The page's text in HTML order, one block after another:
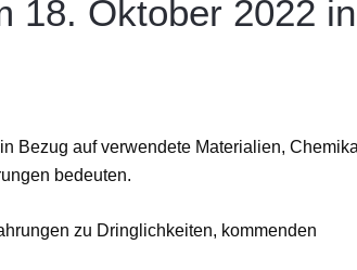
18. Oktober 2022 in
Bezug auf verwendete Materialien,
bedeuten.
zu Dringlichkeiten, kommenden